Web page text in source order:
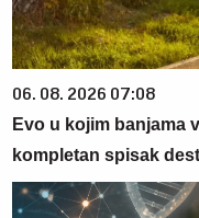
06. 08. 2026 07:08
Evo u kojim banjama
kompletan spisak